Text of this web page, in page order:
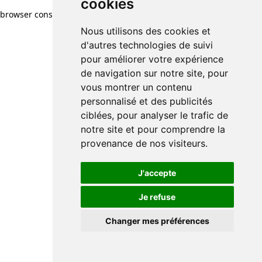
cookies
Nous utilisons des cookies et
d'autres technologies de suivi
pour améliorer votre expérience
de navigation sur notre site, pour
vous montrer un contenu
personnalisé et des publicités
ciblées, pour analyser le trafic de
notre site et pour comprendre la
provenance de nos visiteurs.
J'accepte
Je refuse
Changer mes préférences
browser console for more information)